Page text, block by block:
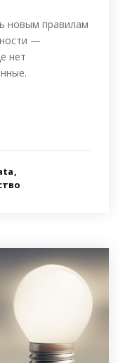
новым правилам
—
нет